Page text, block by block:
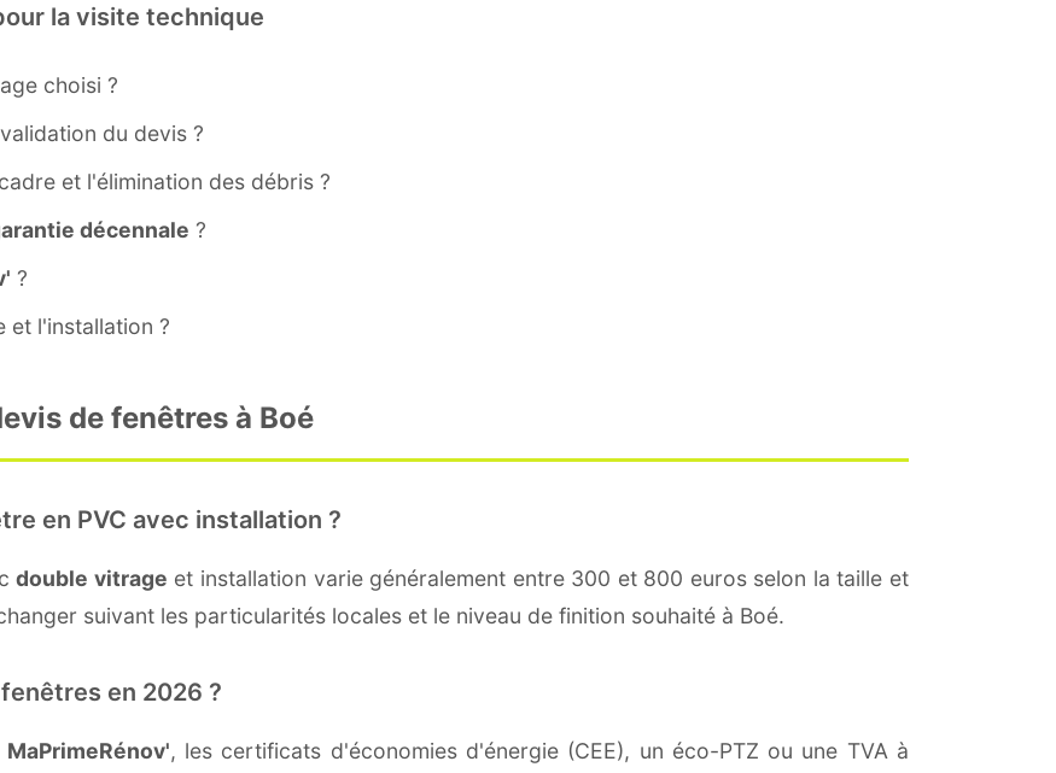
la visite technique
choisi ?
du devis ?
et l'élimination des débris ?
décennale ?
?
et l'installation ?
de fenêtres à Boé
en PVC avec installation ?
double vitrage et installation varie généralement entre 300 et 800 euros selon la taille et
suivant les particularités locales et le niveau de finition souhaité à Boé.
en 2026 ?
MaPrimeRénov', les certificats d'économies d'énergie (CEE), un éco-PTZ ou une TVA à